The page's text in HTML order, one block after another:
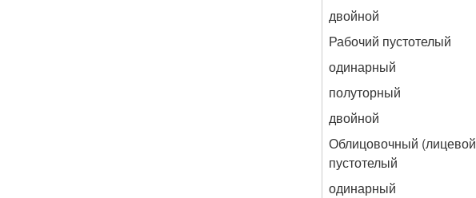
двойной
Рабочий пустотелый
одинарный
полуторный
двойной
Облицовочный
пустотелый
одинарный